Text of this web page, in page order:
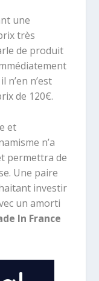
une
très
de produit
n’est
de 120€.
et
n’a
permettra de
Une paire
investir
un amorti
In France